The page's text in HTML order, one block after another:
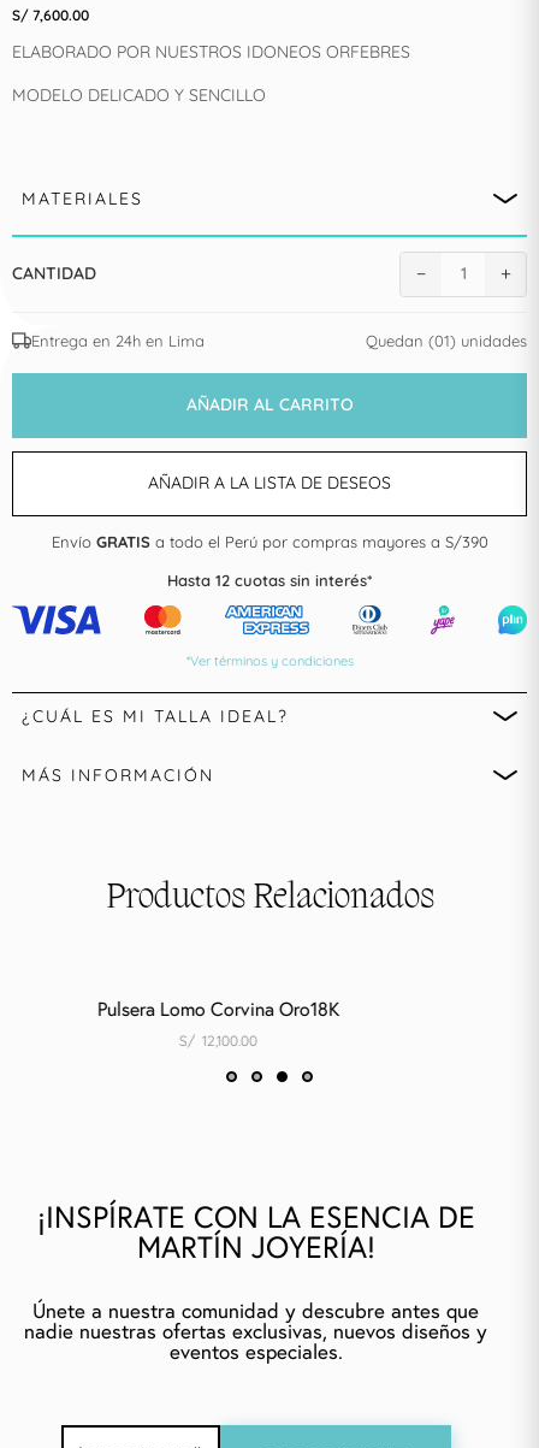
S/ 7,600.00
ELABORADO POR NUESTROS IDONEOS ORFEBRES
MODELO DELICADO Y SENCILLO
MATERIALES
CANTIDAD − 1 +
Entrega en 24h en Lima Quedan (01) unidades
AÑADIR AL CARRITO
AÑADIR A LA LISTA DE DESEOS
Envío GRATISa todo el Perú por compras mayores a S/390
Hasta 12 cuotas sin interés*
*Ver términos y condiciones
¿CUÁL ES MI TALLA IDEAL?
MÁS INFORMACIÓN
Productos Relacionados
Pulsera Lomo Corvina Oro18K
¡INSPÍRATE CON LA ESENCIA DE
MARTÍN JOYERÍA!
Únete a nuestra comunidad y descubre antes que
nadie nuestras ofertas exclusivas, nuevos diseños y
eventos especiales.